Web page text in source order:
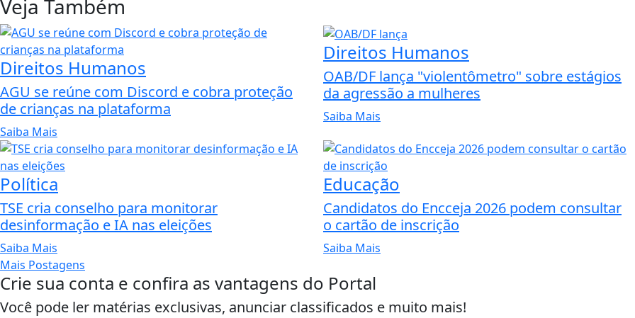
Veja Também
Direitos Humanos
AGU se reúne com Discord e cobra proteção
de crianças na plataforma
Saiba Mais
Direitos Humanos
OAB/DF lança "violentômetro" sobre estágios
da agressão a mulheres
Saiba Mais
Política
TSE cria conselho para monitorar
desinformação e IA nas eleições
Saiba Mais
Educação
Candidatos do Encceja 2026 podem consultar
o cartão de inscrição
Saiba Mais
Mais Postagens
Crie sua conta e confira as vantagens do Portal
Você pode ler matérias exclusivas, anunciar classificados e muito mais!